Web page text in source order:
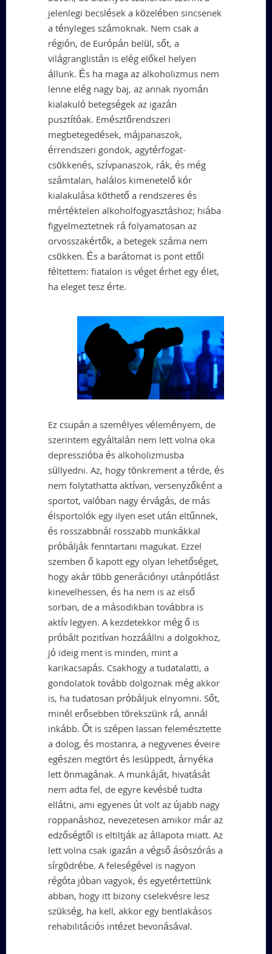
jelenlegi becslések a közelében sincsenek
a tényleges számoknak. Nem csak a
régión, de Európán belül, sőt, a
világranglistán is elég előkel helyen
állunk. És ha maga az alkoholizmus nem
lenne elég nagy baj, az annak nyomán
kialakuló betegségek az igazán
pusztítóak. Emésztőrendszeri
megbetegedések, májpanaszok,
érrendszeri gondok, agytérfogat-
csökkenés, szívpanaszok, rák, és még
számtalan, halálos kimenetelő kór
kialakulása köthető a rendszeres és
mértéktelen alkoholfogyasztáshoz; hiába
figyelmeztetnek rá folyamatosan az
orvosszakértők, a betegek száma nem
csökken. És a barátomat is pont ettől
féltettem: fiatalon is véget érhet egy élet,
ha eleget tesz érte.
Ez csupán a személyes véleményem, de
szerintem egyáltalán nem lett volna oka
depresszióba és alkoholizmusba
süllyedni. Az, hogy tönkrement a térde, és
nem folytathatta aktívan, versenyzőként a
sportot, valóban nagy érvágás, de más
élsportolók egy ilyen eset után eltűnnek,
és rosszabbnál rosszabb munkákkal
próbálják fenntartani magukat. Ezzel
szemben ő kapott egy olyan lehetőséget,
hogy akár több generációnyi utánpótlást
kinevelhessen, és ha nem is az első
sorban, de a másodikban továbbra is
aktív legyen. A kezdetekkor még ő is
próbált pozitívan hozzáállni a dolgokhoz,
jó ideig ment is minden, mint a
karikacsapás. Csakhogy a tudatalatti, a
gondolatok tovább dolgoznak még akkor
is, ha tudatosan próbáljuk elnyomni. Sőt,
minél erősebben törekszünk rá, annál
inkább. Őt is szépen lassan felemésztette
a dolog, és mostanra, a negyvenes éveire
egészen megtört és lesüppedt, árnyéka
lett önmagának. A munkáját, hivatását
nem adta fel, de egyre kevésbé tudta
ellátni, ami egyenes út volt az újabb nagy
roppanáshoz, nevezetesen amikor már az
edzőségtől is eltiltják az állapota miatt. Az
lett volna csak igazán a végső ásószórás a
sírgödrébe. A feleségével is nagyon
régóta jóban vagyok, és egyetértettünk
abban, hogy itt bizony cselekvésre lesz
szükség, ha kell, akkor egy bentlakásos
rehabilitációs intézet bevonásával.